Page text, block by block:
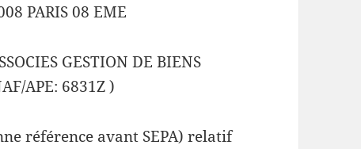
PARIS 08 EME
GESTION DE BIENS
APE: 6831Z )
référence avant SEPA) relatif